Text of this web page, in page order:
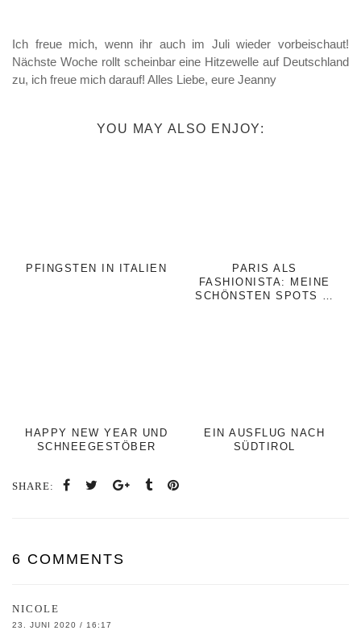
Ich freue mich, wenn ihr auch im Juli wieder vorbeischaut!
Nächste Woche rollt scheinbar eine Hitzewelle auf Deutschland
zu, ich freue mich darauf! Alles Liebe, eure Jeanny
YOU MAY ALSO ENJOY:
PFINGSTEN IN ITALIEN
PARIS ALS
FASHIONISTA: MEINE
SCHÖNSTEN SPOTS …
HAPPY NEW YEAR UND
SCHNEEGESTÖBER
EIN AUSFLUG NACH
SÜDTIROL
SHARE:
6 COMMENTS
NICOLE
23. JUNI 2020 / 16:17